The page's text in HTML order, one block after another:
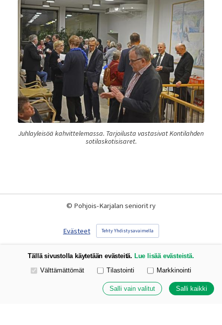
Juhlayleisöä kahvittelemassa. Tarjoilusta vastasivat Kontilahden
sotilaskotisisaret.
© Pohjois-Karjalan seniorit ry
Evästeet Tehty Yhdistysavaimella
Tällä sivustolla käytetään evästeitä. Lue lisää evästeistä.
Valitse käytettävät evästeet
Välttämättömät Tilastointi Markkinointi
Salli vain valitut Salli kaikki